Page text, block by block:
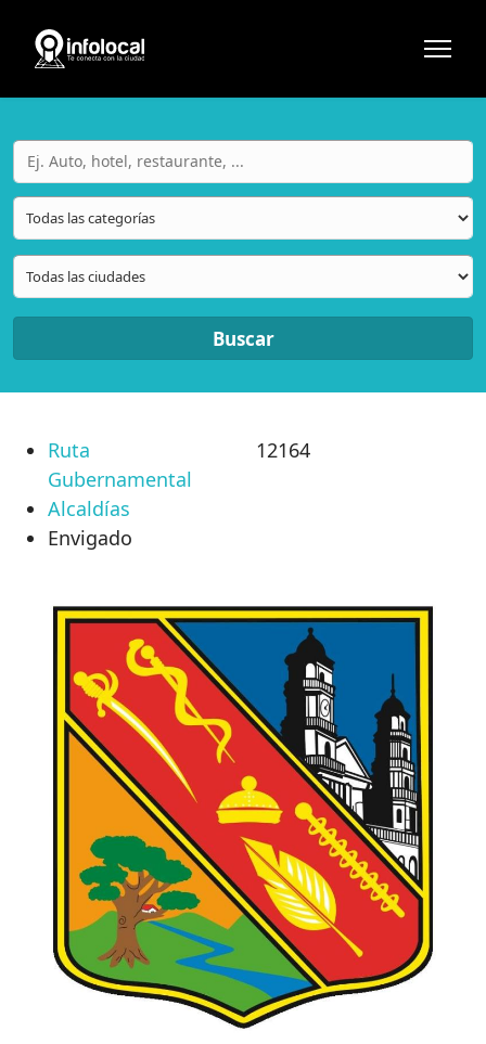
Buscar
Ruta
Gubernamental
Alcaldías
Envigado
12164